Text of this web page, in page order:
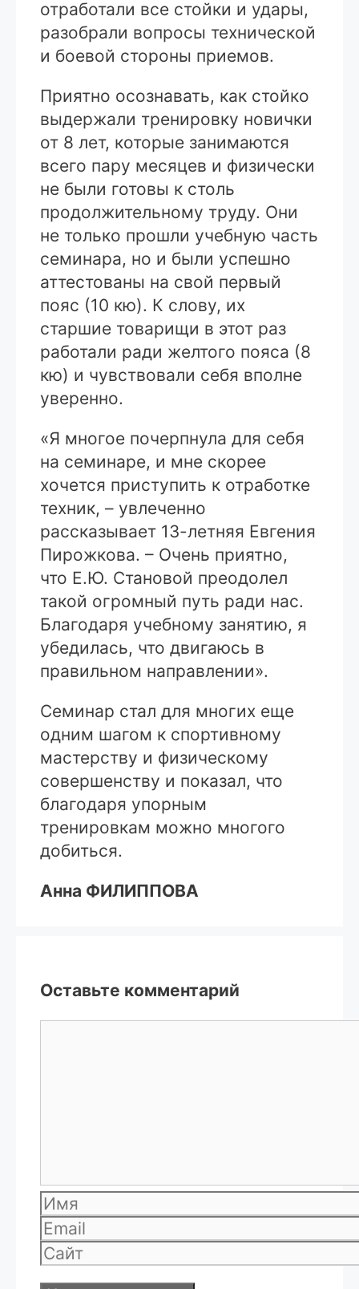
отработали все стойки и удары,
разобрали вопросы технической
и боевой стороны приемов.
Приятно осознавать, как стойко
выдержали тренировку новички
от 8 лет, которые занимаются
всего пару месяцев и физически
не были готовы к столь
продолжительному труду. Они
не только прошли учебную часть
семинара, но и были успешно
аттестованы на свой первый
пояс (10 кю). К слову, их
старшие товарищи в этот раз
работали ради желтого пояса (8
кю) и чувствовали себя вполне
уверенно.
«Я многое почерпнула для себя
на семинаре, и мне скорее
хочется приступить к отработке
техник, – увлеченно
рассказывает 13-летняя Евгения
Пирожкова. – Очень приятно,
что Е.Ю. Становой преодолел
такой огромный путь ради нас.
Благодаря учебному занятию, я
убедилась, что двигаюсь в
правильном направлении».
Семинар стал для многих еще
одним шагом к спортивному
мастерству и физическому
совершенству и показал, что
благодаря упорным
тренировкам можно многого
добиться.
Анна ФИЛИППОВА
Оставьте комментарий
Имя
Email
Сайт